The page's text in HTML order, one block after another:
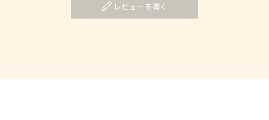
レビューを書く